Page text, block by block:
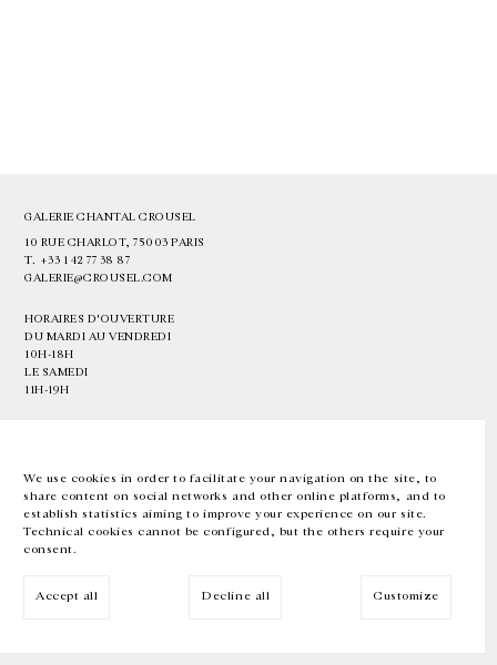
We use cookies in order to facilitate your navigation on the site, to
share content on social networks and other online platforms, and to
establish statistics aiming to improve your experience on our site.
Technical cookies cannot be configured, but the others require your
consent.
Accept all Decline all Customize
GALERIE CHANTAL CROUSEL
10 RUE CHARLOT, 75003 PARIS
T. +33 1 42 77 38 87
GALERIE@CROUSEL.COM
HORAIRES D'OUVERTURE
DU MARDI AU VENDREDI
10H-18H
LE SAMEDI
11H-19H
EN FR 中文 Facebook Instagram
Inscrivez-vous à notre newsletter